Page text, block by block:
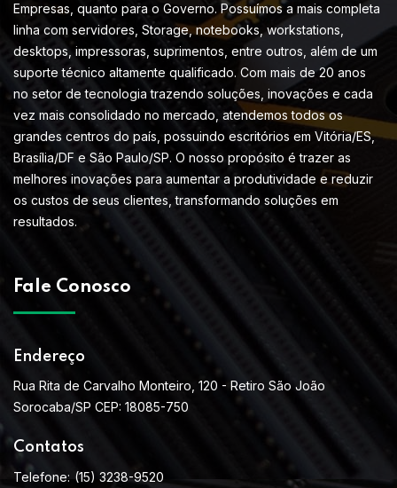
Empresas, quanto para o Governo. Possuímos a mais completa
linha com servidores, Storage, notebooks, workstations,
desktops, impressoras, suprimentos, entre outros, além de um
suporte técnico altamente qualificado. Com mais de 20 anos
no setor de tecnologia trazendo soluções, inovações e cada
vez mais consolidado no mercado, atendemos todos os
grandes centros do país, possuindo escritórios em Vitória/ES,
Brasília/DF e São Paulo/SP. O nosso propósito é trazer as
melhores inovações para aumentar a produtividade e reduzir
os custos de seus clientes, transformando soluções em
resultados.
Fale Conosco
Endereço
Rua Rita de Carvalho Monteiro, 120 - Retiro São João
Sorocaba/SP CEP: 18085-750
Contatos
Telefone: (15) 3238-9520